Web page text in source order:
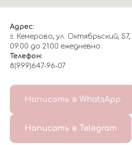
Адрес:
г. Кемерово, ул. Октябрьский,
09:00 до 21:00 ежедневно.
Телефон:
8(999)647-96-07
Написать в WhatsApp
Написать в Telegram